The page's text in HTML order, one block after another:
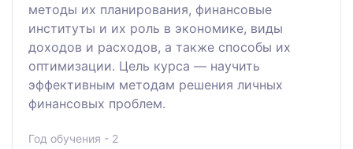
методы их планирования, финансовые
институты и их роль в экономике, виды
доходов и расходов, а также способы их
оптимизации. Цель курса — научить
эффективным методам решения личных
финансовых проблем.
Год обучения - 2